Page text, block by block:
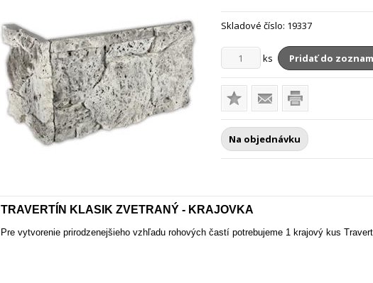
Skladové číslo: 19337
ks Pridať do
Na objednávku
TRAVERTÍN KLASIK ZVETRANÝ - KRAJOVKA
Pre vytvorenie prirodzenejšieho vzhľadu rohových častí potrebujeme 1 krajový kus